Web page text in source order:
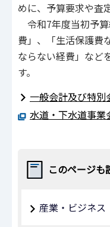
めに、予算要求や査
令和7年度当初予
費」、「生活保護費
ならない経費」など
す。
一般会計及び特別
水道・下水道事業
このページも
産業・ビジネス